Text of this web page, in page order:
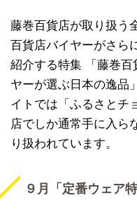
藤巻百貨店が取り扱う
百貨店バイヤーがさら
紹介する特集 「藤巻百
ヤーが選ぶ日本の逸品
イトでは「ふるさとチ
店でしか通常手に入ら
り扱われています。
９月「定番ウェア